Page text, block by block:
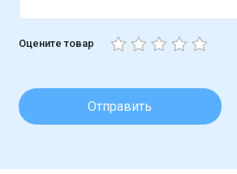
Оцените товар
Отправить